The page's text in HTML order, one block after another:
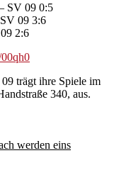
SV 09 0:5
09 3:6
2:6
trägt ihre Spiele im
340, aus.
werden eins